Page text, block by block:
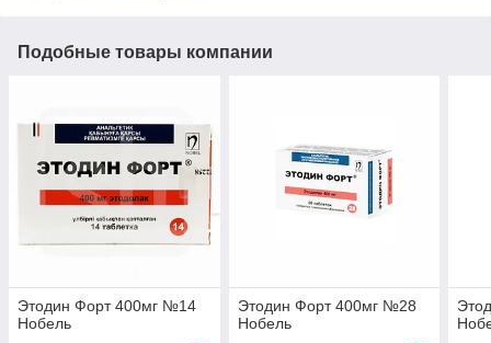
Подобные товары компании
Этодин Форт 400мг №14
Нобель
Этодин Форт 400мг №28
Нобель